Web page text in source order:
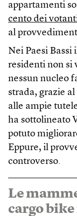
appartamenti
cento dei
al
Nei Paesi
residenti non si
nessun nucleo
strada, grazie
alle ampie
ha sottolineato
potuto
Eppure, il
controverso.
Le
cargo